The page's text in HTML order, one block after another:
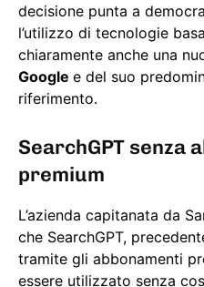
decisione punta a
l’utilizzo di tecnologie
chiaramente anche una
Google e del suo
riferimento.
SearchGPT senza
premium
L’azienda capitanata da
che SearchGPT,
tramite gli abbonamenti
essere utilizzato senza